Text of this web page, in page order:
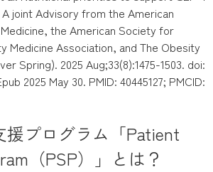
joint Advisory from the American
the American Society for
Medicine Association, and The Obesity
Spring). 2025 Aug;33(8):1475-1503. doi:
2025 May 30. PMID: 40445127; PMCID:
援プログラム「Patient
（PSP）」とは？